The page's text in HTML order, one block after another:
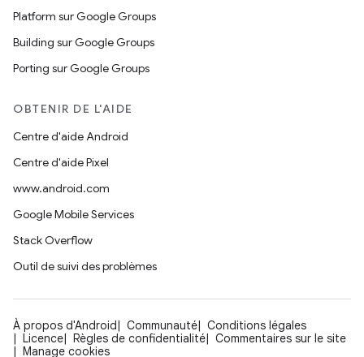
Platform sur Google Groups
Building sur Google Groups
Porting sur Google Groups
OBTENIR DE L'AIDE
Centre d'aide Android
Centre d'aide Pixel
www.android.com
Google Mobile Services
Stack Overflow
Outil de suivi des problèmes
À propos d'Android Communauté
Conditions légales
Licence
Règles de confidentialité
Commentaires sur le site
Manage cookies